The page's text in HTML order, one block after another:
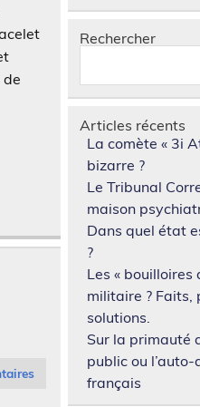
de
Rechercher
Articles récents
La comète « 3i
bizarre ?
Le Tribunal
maison
Dans quel état
?
Les « bouilloires
militaire ? Faits,
solutions.
Sur la primauté
public ou
français